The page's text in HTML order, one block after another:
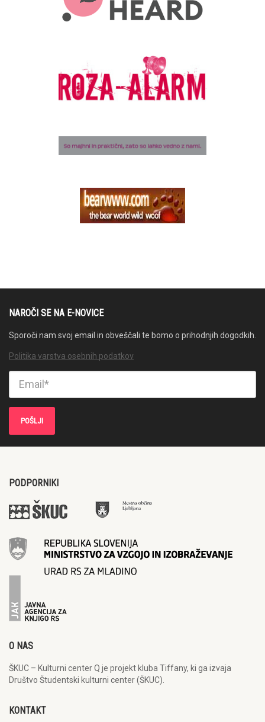
NAROČI SE NA E-NOVICE
Sporoči nam svoj email in obveščali te bomo o prihodnjih dogodkih.
Politika varstva osebnih podatkov
PODPORNIKI
O NAS
ŠKUC – Kulturni center Q je projekt kluba Tiffany, ki ga izvaja
Društvo Študentski kulturni center (ŠKUC).
KONTAKT